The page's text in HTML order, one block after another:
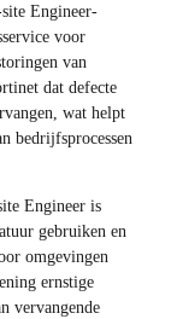
Engineer-
voor
van
dat defecte
wat helpt
bedrijfsprocessen
Engineer is
gebruiken en
omgevingen
ernstige
vervangende